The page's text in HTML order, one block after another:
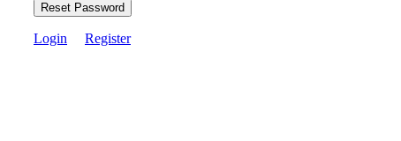
Reset Password
Login Register